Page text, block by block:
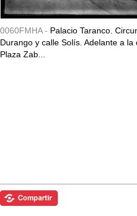
0060FMHA - Palacio Taranco.
Durango y calle Solís. Adelante a la
Plaza Zab...